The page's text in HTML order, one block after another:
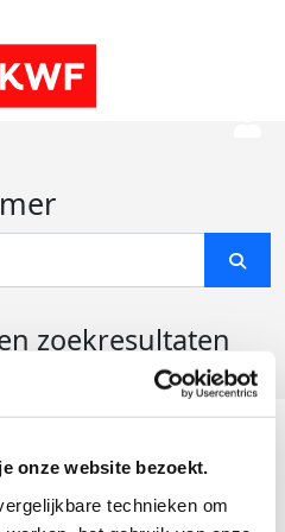
onze website bezoekt.
technieken om
zoekresultaten